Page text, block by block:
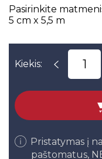
Pasirinkite
5 cm x 5,5 m
Kiekis:
Pristatymas į
paštomatus,